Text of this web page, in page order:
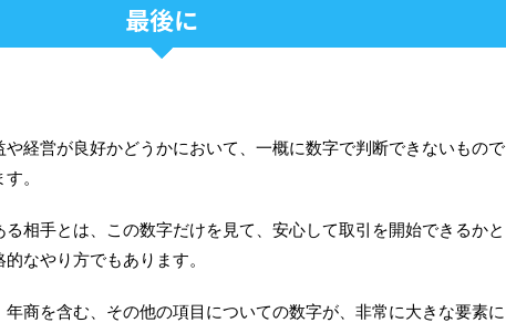
最後に
経営が良好かどうかにおいて、一概に数字で判断できないもので
。
相手とは、この数字だけを見て、安心して取引を開始できるかと
なやり方でもあります。
商を含む、その他の項目についての数字が、非常に大きな要素に